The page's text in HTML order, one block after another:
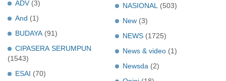
ADV (3)
And (1)
BUDAYA (91)
CIPASERA SERUMPUN
(1543)
ESAI (70)
NASIONAL
(503)
New (3)
NEWS (1725)
News & video (1)
Newsda (2)